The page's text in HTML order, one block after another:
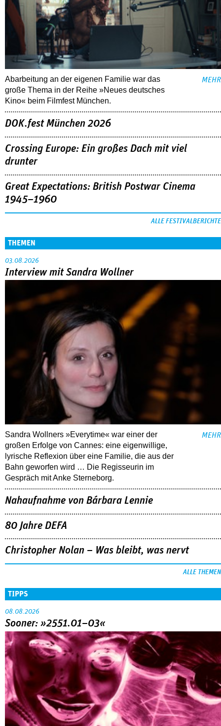
Abarbeitung an der eigenen Familie war das
große Thema in der Reihe »Neues deutsches
Kino« beim Filmfest München.
MEHR
DOK.fest München 2026
Crossing Europe: Ein großes Dach mit viel
drunter
Great Expectations: British Postwar Cinema
1945–1960
ALLE FESTIVALBERICHTE
THEMEN
03.08.2026
Interview mit Sandra Wollner
Sandra Wollners »Everytime« war einer der
großen Erfolge von Cannes: eine eigenwillige,
lyrische Reflexion über eine ­Familie, die aus der
Bahn geworfen wird … Die Regisseurin im
Gespräch mit Anke Sterneborg.
MEHR
Nahaufnahme von Bárbara Lennie
80 Jahre DEFA
Christopher Nolan – Was bleibt, was nervt
ALLE THEMEN
TIPPS
08.08.2026
Sooner: »2551.01–03«